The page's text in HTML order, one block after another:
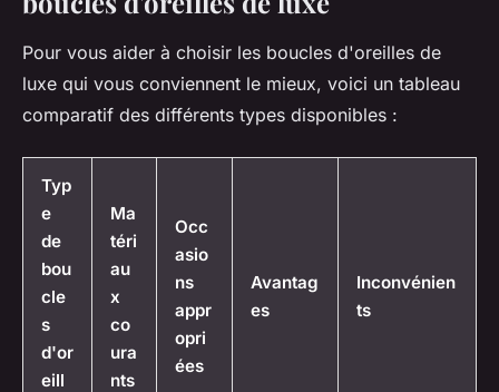
Pour vous aider à choisir les boucles d'oreilles de
luxe qui vous conviennent le mieux, voici un tableau
comparatif des différents types disponibles :
Typ
e
de
bou
cle
s
d'or
eill
Ma
téri
au
x
co
ura
nts
Occ
asio
ns
appr
opri
ées
Avantag
es
Inconvénien
ts